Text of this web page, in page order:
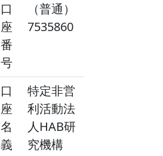
口
座
番
号
（普通）
7535860
口
座
名
義
特定非営
利活動法
人HAB研
究機構